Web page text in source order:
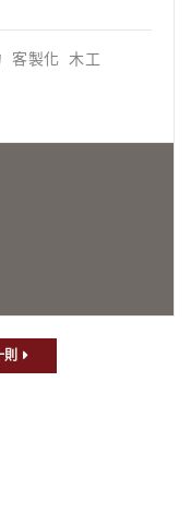
客製化
木工
則